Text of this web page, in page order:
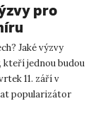
pro
Jaké výzvy
kteří jednou budou
11. září v
popularizátor